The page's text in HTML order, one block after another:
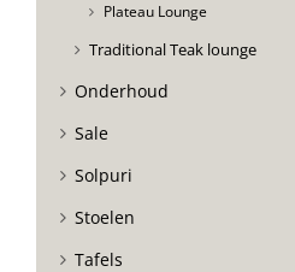
Plateau Lounge
Traditional Teak lounge
Onderhoud
Sale
Solpuri
Stoelen
Tafels